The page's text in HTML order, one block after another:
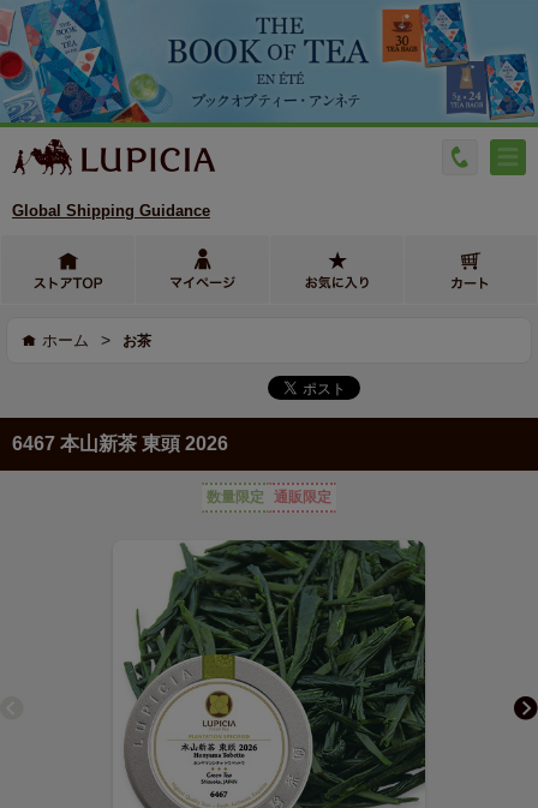
Global Shipping Guidance
ホーム > お茶
6467 本山新茶 東頭 2026
数量限定 通販限定